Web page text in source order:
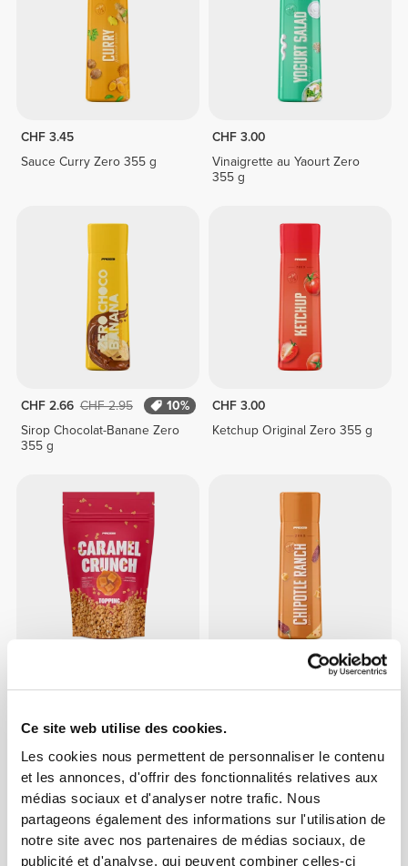
Ce site web utilise des cookies.
Les cookies nous permettent de personnaliser le contenu
et les annonces, d'offrir des fonctionnalités relatives aux
médias sociaux et d'analyser notre trafic. Nous
partageons également des informations sur l'utilisation de
notre site avec nos partenaires de médias sociaux, de
publicité et d'analyse, qui peuvent combiner celles-ci
CHF 3.45
Sauce Curry Zero 355 g
CHF 3.00
Vinaigrette au Yaourt Zero
355 g
CHF 2.66 CHF 2.95
10%
Sirop Chocolat-Banane Zero
355 g
CHF 3.00
Ketchup Original Zero 355 g